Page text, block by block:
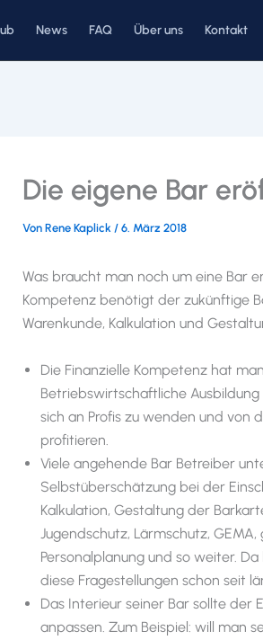
News FAQ Über uns Kontakt
Die eigene Bar
Von Rene Kaplick / 6. März 2018
Was braucht man noch um eine Bar
Kompetenz benötigt der zukünftige
Warenkunde, Kalkulation und
Die Finanzielle Kompetenz hat
Betriebswirtschaftliche
sich an Profis zu wenden und von
profitieren.
Viele angehende Bar Betreiber
Selbstüberschätzung bei der
Kalkulation, Gestaltung der
Jugendschutz, Lärmschutz,
Personalplanung und so weiter.
diese Fragestellungen schon seit
Das Interieur seiner Bar sollte der
anpassen. Zum Beispiel: will man